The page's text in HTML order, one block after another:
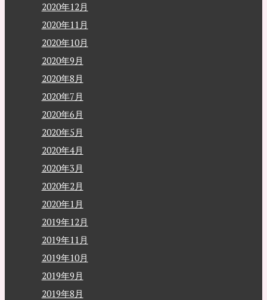
2020年12月
2020年11月
2020年10月
2020年9月
2020年8月
2020年7月
2020年6月
2020年5月
2020年4月
2020年3月
2020年2月
2020年1月
2019年12月
2019年11月
2019年10月
2019年9月
2019年8月